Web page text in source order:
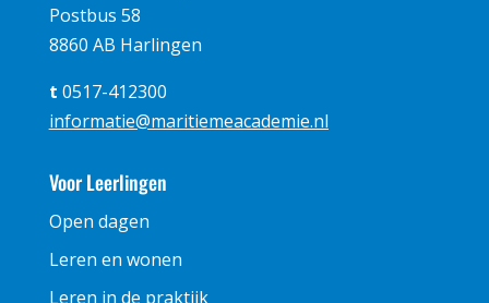
Postbus 58
8860 AB Harlingen
t 0517-412300
informatie@maritiemeacademie.nl
Voor Leerlingen
Open dagen
Leren en wonen
Leren in de praktijk